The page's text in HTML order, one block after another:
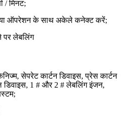
/ मिनट;
या ऑपरेशन के साथ अकेले कनेक्ट करें;
पर लेबलिंग
सेपरेट कार्टन डिवाइस, प्रेस कार्टन
डिवाइस, 1 # और 2 # लेबलिंग इंजन,